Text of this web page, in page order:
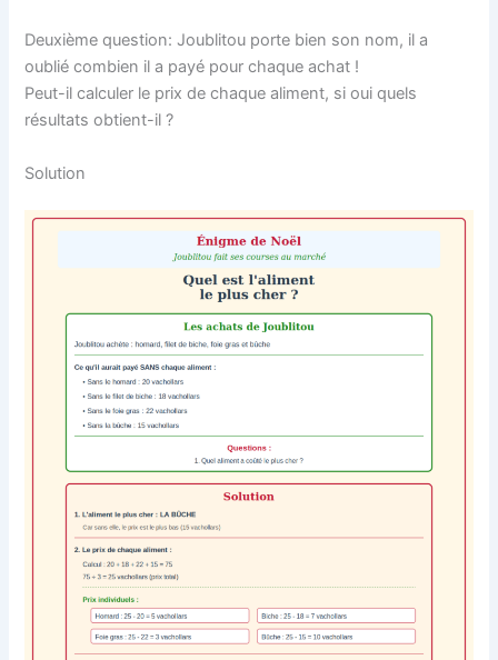
Deuxième question: Joublitou porte bien son nom, il a
oublié combien il a payé pour chaque achat !
Peut-il calculer le prix de chaque aliment, si oui quels
résultats obtient-il ?
Solution